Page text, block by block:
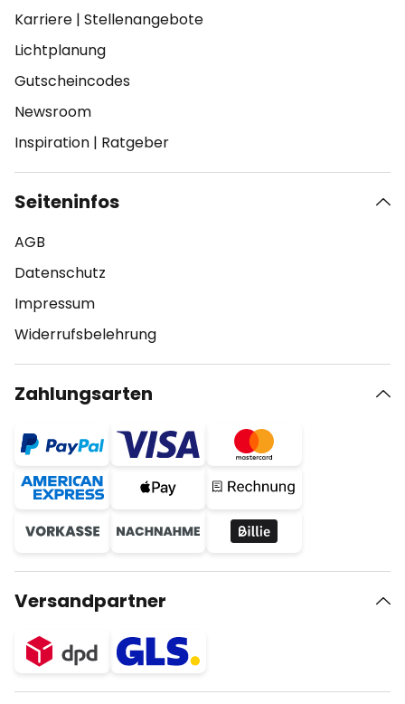
Karriere | Stellenangebote
Lichtplanung
Gutscheincodes
Newsroom
Inspiration | Ratgeber
Seiteninfos
AGB
Datenschutz
Impressum
Widerrufsbelehrung
Zahlungsarten
Versandpartner